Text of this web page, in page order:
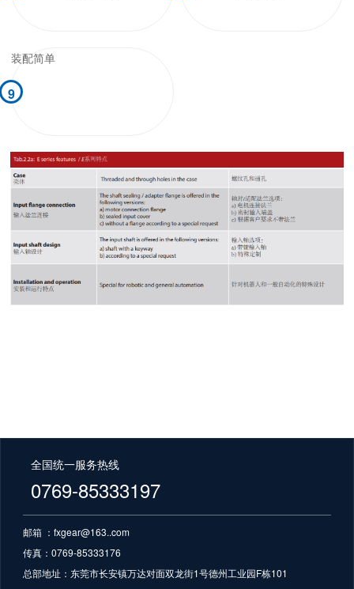
9
装配简单
全国统一服务热线
0769-85333197
邮箱 ：fxgear@163..com
传真：0769-85333176
总部地址：东莞市长安镇万达对面双龙街1号德州工业园F栋101